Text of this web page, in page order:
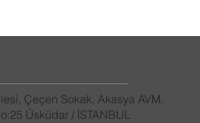
Çeçen Sokak, Akasya AVM,
Üsküdar / İSTANBUL